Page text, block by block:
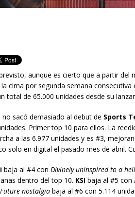
aunque es cierto que a partir del
cima por segunda semana consecutiva
total de 65.000 unidades desde su
no sacó demasiado al debut de Sports
Primer top 10 para ellos. La
a las 6.977 unidades y es #3,
solo en digital el pasado mes de abril.
baja al #4 con Divinely uninspired to a
dentro del top 10. KSI baja al #5 con
Future nostalgiabaja al #6 con 5.114